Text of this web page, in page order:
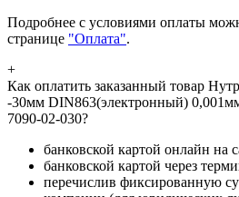
Подробнее с условиями оплаты
странице "Оплата".
+
Как оплатить заказанный товар
-30мм DIN863(электронный)
7090-02-030?
банковской картой онлайн на
банковской картой через
перечислив фиксированную